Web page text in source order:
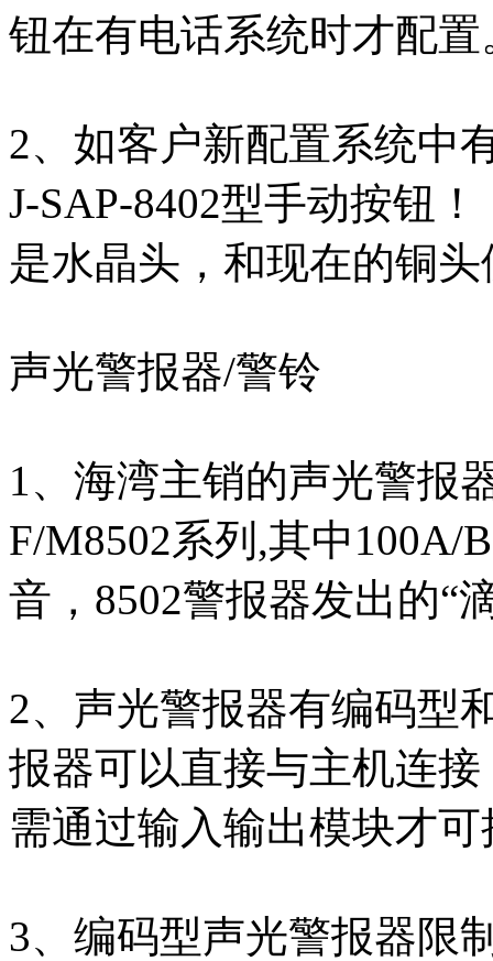
钮在有电话系统时才配置
2、如客户新配置系统中
J-SAP-8402型手动按钮
是水晶头，和现在的铜
声光警报器/警铃
1、海湾主销的声光警报
F/M8502系列,其中100A/
音，8502警报器发出的“
2、声光警报器有编码型
报器可以直接与主机连
需通过输入输出模块才
3、编码型声光警报器限